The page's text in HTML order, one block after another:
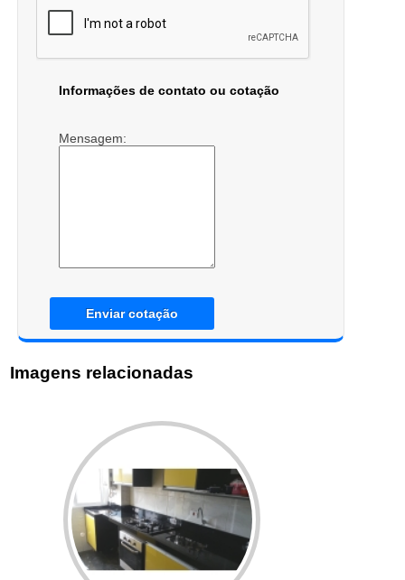
Informações de contato ou cotação
Mensagem:
Enviar cotação
Imagens relacionadas